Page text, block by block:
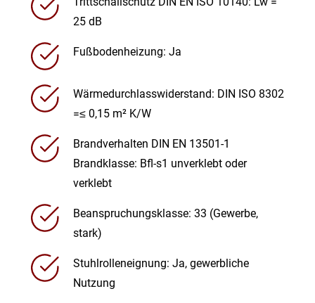
25 dB
Fußbodenheizung: Ja
Wärmedurchlasswiderstand: DIN ISO 8302
=≤ 0,15 m² K/W
Brandverhalten DIN EN 13501-1
Brandklasse: Bfl-s1 unverklebt oder
verklebt
Beanspruchungsklasse: 33 (Gewerbe,
stark)
Stuhlrolleneignung: Ja, gewerbliche
Nutzung